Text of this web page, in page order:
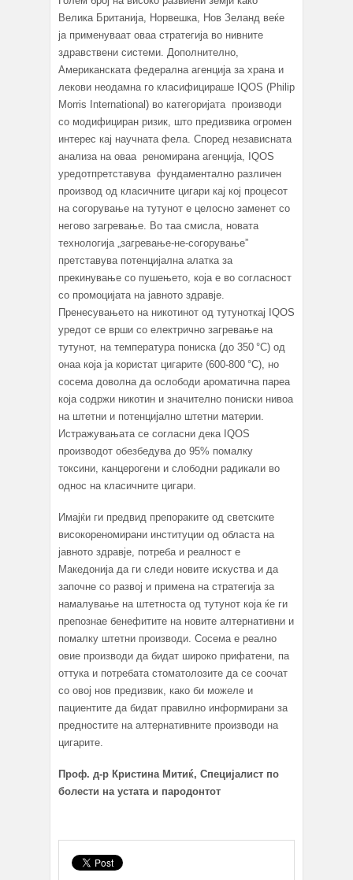
Велика Британија, Норвешка, Нов Зеланд веќе
ја применуваат оваа стратегија во нивните
здравствени системи. Дополнително,
Американската федерална агенција за храна и
лекови неодамна го класифицираше IQOS (Philip
Morris International) во категоријата производи
со модифициран ризик, што предизвика огромен
интерес кај научната фела. Според независната
анализа на оваа реномирана агенција, IQOS
уредотпретставува фундаментално различен
производ од класичните цигари кај кој процесот
на согорување на тутунот е целосно заменет со
негово загревање. Во таа смисла, новата
технологија „загревање-не-согорување”
претставува потенцијална алатка за
прекинување со пушењето, која е во согласност
со промоцијата на јавното здравје.
Пренесувањето на никотинот од тутуноткај IQOS
уредот се врши со електрично загревање на
тутунот, на температура пониска (до 350 °C) од
онаа која ја користат цигарите (600-800 °C), но
сосема доволна да ослободи ароматична пареа
која содржи никотин и значително пониски нивоа
на штетни и потенцијално штетни материи.
Истражувањата се согласни дека IQOS
производот обезбедува до 95% помалку
токсини, канцерогени и слободни радикали во
однос на класичните цигари.
Имајќи ги предвид препораките од светските
високореномирани институции од областа на
јавното здравје, потреба и реалност е
Македонија да ги следи новите искуства и да
започне со развој и примена на стратегија за
намалување на штетноста од тутунот која ќе ги
препознае бенефитите на новите алтернативни и
помалку штетни производи. Сосема е реално
овие производи да бидат широко прифатени, па
оттука и потребата стоматолозите да се соочат
со овој нов предизвик, како би можеле и
пациентите да бидат правилно информирани за
предностите на алтернативните производи на
цигарите.
Проф. д-р Кристина Митиќ, Специјалист по
болести на устата и пародонтот